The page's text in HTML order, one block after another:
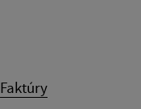
Faktúry